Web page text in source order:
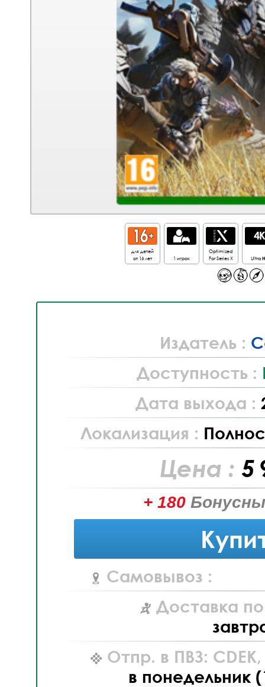
для детей
от 16 лет
1 игрок
Optimized
For Series X
Ultra
Издатель :
Доступность :
Дата выхода :
Локализация :
Цена : 5
+ 180
Самовывоз :
Доставка
Отпр. в ПВЗ: CDEK,
в понедельник